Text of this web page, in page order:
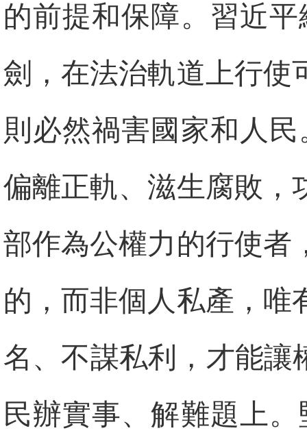
的前提和保障。習近
劍，在法治軌道上行使
則必然禍害國家和人
偏離正軌、滋生腐敗，
部作為公權力的行使者
的，而非個人私產，唯
名、不謀私利，才能讓
民辦實事、解難題上